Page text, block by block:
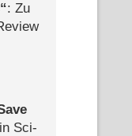
: Zu
Sci-